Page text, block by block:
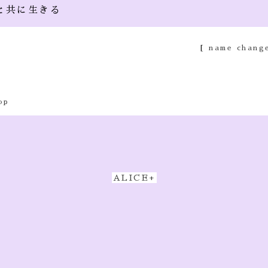
共に生きる
[ name
ALICE+